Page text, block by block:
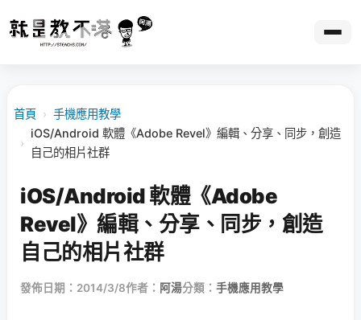
首頁 › 手機應用教學
›
iOS/Android 軟體《Adobe Revel》編輯、分享、同步，創造
自己的相片社群
iOS/Android 軟體《Adobe
Revel》編輯、分享、同步，創造
自己的相片社群
發佈日期：2014/3/8作者： 阿湯分類： 手機應用教學